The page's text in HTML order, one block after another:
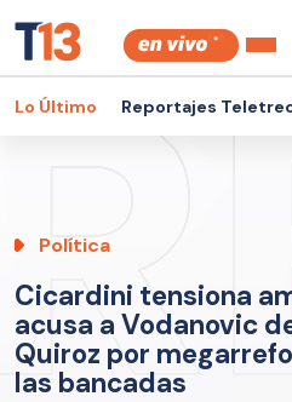
Lo Último Reportajes
Política
Cicardini tensiona
acusa a Vodanovic
Quiroz por
las bancadas